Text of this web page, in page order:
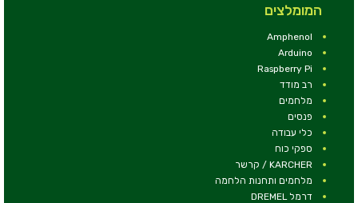
המומלצים
Amphenol
Arduino
Raspberry Pi
רב מודד
מלחמים
פנסים
כלי עבודה
ספקי כוח
KARCHER / קרשר
מלחמים ותחנות הלחמה
דרמל DREMEL